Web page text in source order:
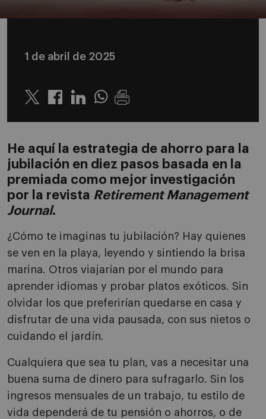
1 de abril de 2025
Twitter LinkedinWhatsapp
He aquí la estrategia de ahorro para la
jubilación en diez pasos basada en la
premiada como mejor investigación
por la revista Retirement Management
Journal.
¿Cómo te imaginas tu jubilación? Hay quienes
se ven en la playa, leyendo y sintiendo la brisa
marina. Otros viajarían por el mundo para
aprender idiomas y probar platos exóticos. Sin
olvidar los que preferirían quedarse en casa y
disfrutar de una vida pausada, con sus nietos o
cuidando el jardín.
Cualquiera que sea tu plan, vas a necesitar una
buena suma de dinero para sufragarlo. Sin los
ingresos mensuales de un trabajo, tu estilo de
vida dependerá de tu pensión o ahorros, o de